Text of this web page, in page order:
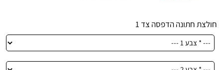
חולצת חתונה הדפסה צד 1